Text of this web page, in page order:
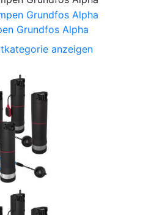
Grundfos Alpha
anzeigen